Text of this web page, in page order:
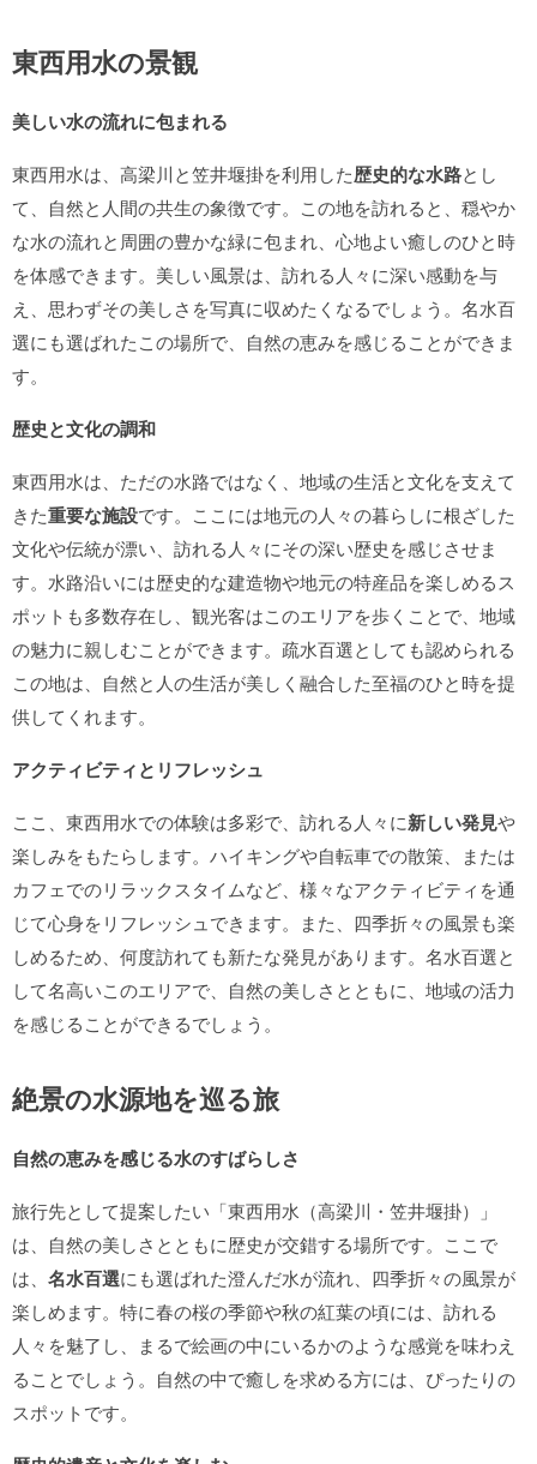
東西用水の景観
美しい水の流れに包まれる
東西用水は、高梁川と笠井堰掛を利用した歴史的な水路とし
て、自然と人間の共生の象徴です。この地を訪れると、穏やか
な水の流れと周囲の豊かな緑に包まれ、心地よい癒しのひと時
を体感できます。美しい風景は、訪れる人々に深い感動を与
え、思わずその美しさを写真に収めたくなるでしょう。名水百
選にも選ばれたこの場所で、自然の恵みを感じることができま
す。
歴史と文化の調和
東西用水は、ただの水路ではなく、地域の生活と文化を支えて
きた重要な施設です。ここには地元の人々の暮らしに根ざした
文化や伝統が漂い、訪れる人々にその深い歴史を感じさせま
す。水路沿いには歴史的な建造物や地元の特産品を楽しめるス
ポットも多数存在し、観光客はこのエリアを歩くことで、地域
の魅力に親しむことができます。疏水百選としても認められる
この地は、自然と人の生活が美しく融合した至福のひと時を提
供してくれます。
アクティビティとリフレッシュ
ここ、東西用水での体験は多彩で、訪れる人々に新しい発見や
楽しみをもたらします。ハイキングや自転車での散策、または
カフェでのリラックスタイムなど、様々なアクティビティを通
じて心身をリフレッシュできます。また、四季折々の風景も楽
しめるため、何度訪れても新たな発見があります。名水百選と
して名高いこのエリアで、自然の美しさとともに、地域の活力
を感じることができるでしょう。
絶景の水源地を巡る旅
自然の恵みを感じる水のすばらしさ
旅行先として提案したい「東西用水（高梁川・笠井堰掛）」
は、自然の美しさとともに歴史が交錯する場所です。ここで
は、 名水百選にも選ばれた澄んだ水が流れ、四季折々の風景が
楽しめます。特に春の桜の季節や秋の紅葉の頃には、訪れる
人々を魅了し、まるで絵画の中にいるかのような感覚を味わえ
ることでしょう。自然の中で癒しを求める方には、ぴったりの
スポットです。